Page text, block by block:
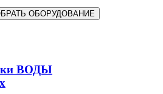
ОБОРУДОВАНИЕ
ВОДЫ